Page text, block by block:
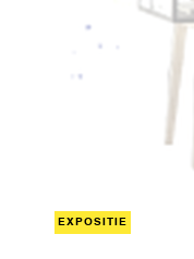
EXPOSITIE